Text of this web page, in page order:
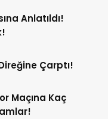
Anlatıldı!
Çarptı!
Maçına Kaç